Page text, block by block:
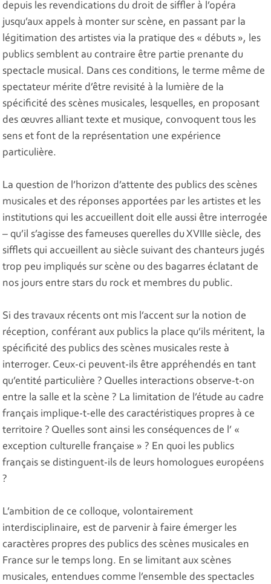
depuis les revendications du droit de siffler à l’opéra
jusqu’aux appels à monter sur scène, en passant par la
légitimation des artistes via la pratique des « débuts », les
publics semblent au contraire être partie prenante du
spectacle musical. Dans ces conditions, le terme même de
spectateur mérite d’être revisité à la lumière de la
spécificité des scènes musicales, lesquelles, en proposant
des œuvres alliant texte et musique, convoquent tous les
sens et font de la représentation une expérience
particulière.
La question de l’horizon d’attente des publics des scènes
musicales et des réponses apportées par les artistes et les
institutions qui les accueillent doit elle aussi être interrogée
– qu’il s’agisse des fameuses querelles du XVIIIe siècle, des
sifflets qui accueillent au siècle suivant des chanteurs jugés
trop peu impliqués sur scène ou des bagarres éclatant de
nos jours entre stars du rock et membres du public.
Si des travaux récents ont mis l’accent sur la notion de
réception, conférant aux publics la place qu’ils méritent, la
spécificité des publics des scènes musicales reste à
interroger. Ceux-ci peuvent-ils être appréhendés en tant
qu’entité particulière ? Quelles interactions observe-t-on
entre la salle et la scène ? La limitation de l’étude au cadre
français implique-t-elle des caractéristiques propres à ce
territoire ? Quelles sont ainsi les conséquences de l’ «
exception culturelle française » ? En quoi les publics
français se distinguent-ils de leurs homologues européens
?
L’ambition de ce colloque, volontairement
interdisciplinaire, est de parvenir à faire émerger les
caractères propres des publics des scènes musicales en
France sur le temps long. En se limitant aux scènes
musicales, entendues comme l’ensemble des spectacles